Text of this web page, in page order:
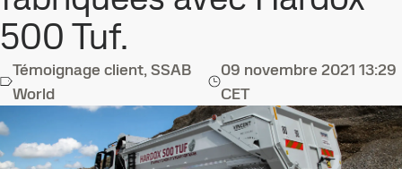
500 Tuf.
Témoignage client, SSAB
World
09 novembre 2021 13:29
CET